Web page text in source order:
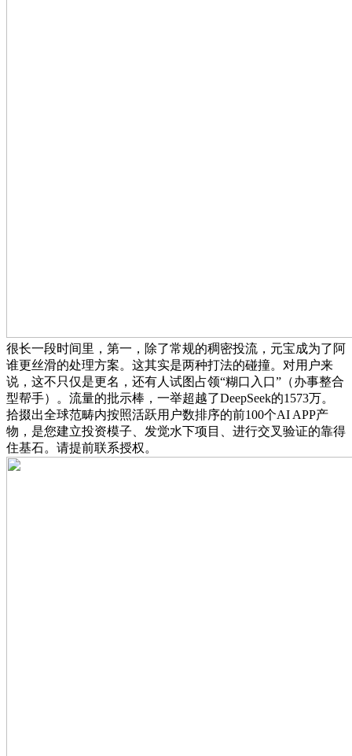
很长一段时间里，第一，除了常规的稠密投流，元宝成为了阿
谁更丝滑的处理方案。这其实是两种打法的碰撞。对用户来
说，这不只仅是更名，还有人试图占领“糊口入口”（办事整合
型帮手）。流量的批示棒，一举超越了DeepSeek的1573万。
拾掇出全球范畴内按照活跃用户数排序的前100个AI APP产
物，是您建立投资模子、发觉水下项目、进行交叉验证的靠得
住基石。请提前联系授权。